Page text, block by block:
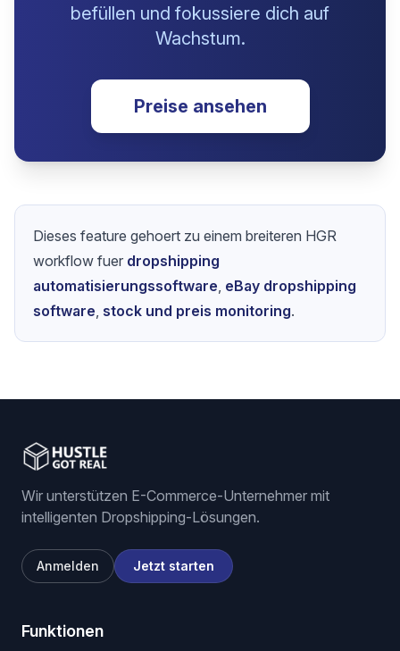
befüllen und fokussiere dich auf
Wachstum.
Preise ansehen
Dieses feature gehoert zu einem breiteren HGR
workflow fuer dropshipping
automatisierungssoftware eBay dropshipping
software stock und preis monitoring.
Wir unterstützen E-Commerce-Unternehmer mit
intelligenten Dropshipping-Lösungen.
Anmelden Jetzt starten
Funktionen